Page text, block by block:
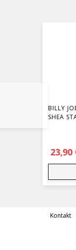
BILLY
SHEA
23,90
Kontakt